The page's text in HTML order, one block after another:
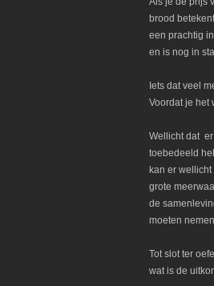
brood
een prachtig
en is nog in
Iets dat veel
Voordat je het
Wellicht dat
toebedeeld
kan er
grote
de
moeten nemen.
Tot slot ter
wat is de